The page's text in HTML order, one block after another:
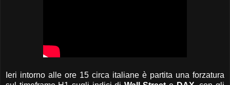
Ieri intorno alle ore 15 circa italiane è partita una forzatura